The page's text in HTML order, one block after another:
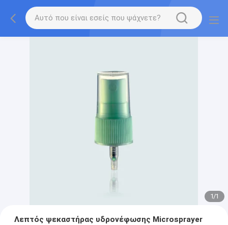
1/1
Λεπτός ψεκαστήρας υδρονέφωσης Microsprayer